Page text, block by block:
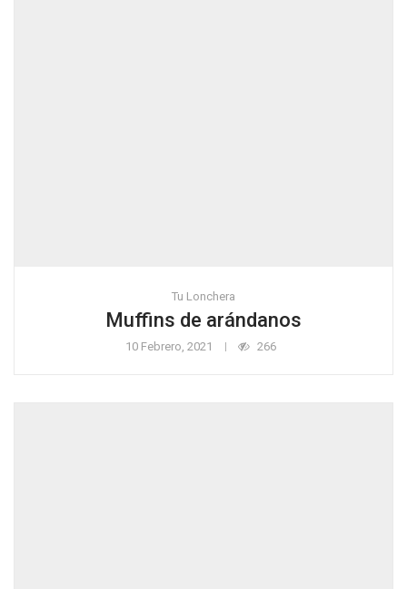
Tu Lonchera
Muffins de arándanos
10 Febrero, 2021 266